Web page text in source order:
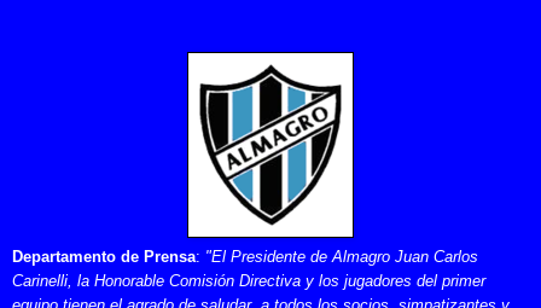
Departamento de Prensa: "El Presidente de Almagro Juan Carlos
Carinelli, la Honorable Comisión Directiva y los jugadores del primer